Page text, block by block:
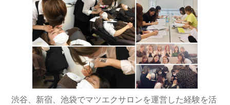
渋谷、新宿、池袋でマツエクサロンを運営した経験を活